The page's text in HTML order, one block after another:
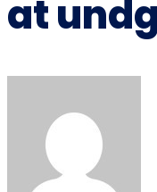
at